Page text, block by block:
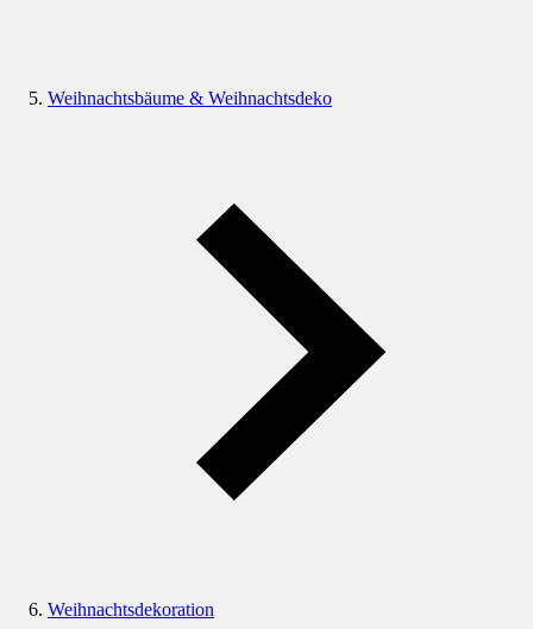
Weihnachtsbäume & Weihnachtsdeko
Weihnachtsdekoration